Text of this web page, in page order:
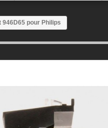
946D65 pour Philips